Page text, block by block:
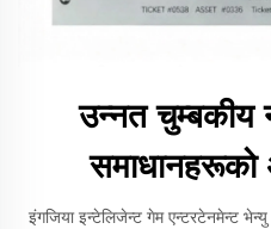
उन्नत चुम्बकीय
समाधानहरूको
इंगजिया इन्टेलिजेन्ट गेम एन्टरटेनमेन्ट भेन्यु